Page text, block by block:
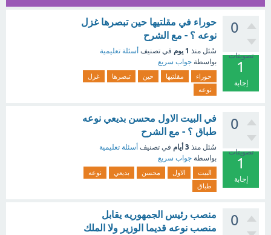
0
تصويتات
1
إجابة
حوراء في مقلتيها حين تبصرها غزل
نوعه ؟ - مع الشرح
سُئل منذ 1 يوم في تصنيف أسئلة تعليمية
بواسطة جواب سريع
حوراء مقلتيها حين تبصرها
غزل
نوعه
0
تصويتات
1
إجابة
في البيت الاول محسن بديعي نوعه
طباق ؟ - مع الشرح
سُئل منذ 3 أيام في تصنيف أسئلة تعليمية
بواسطة جواب سريع
البيت الاول محسن بديعي
نوعه
طباق
0
منصب رئيس الجمهوريه يقابل
منصب نوعه قديما الوزير ولا الملك